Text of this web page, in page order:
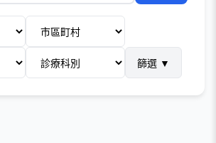
篩選 ▼